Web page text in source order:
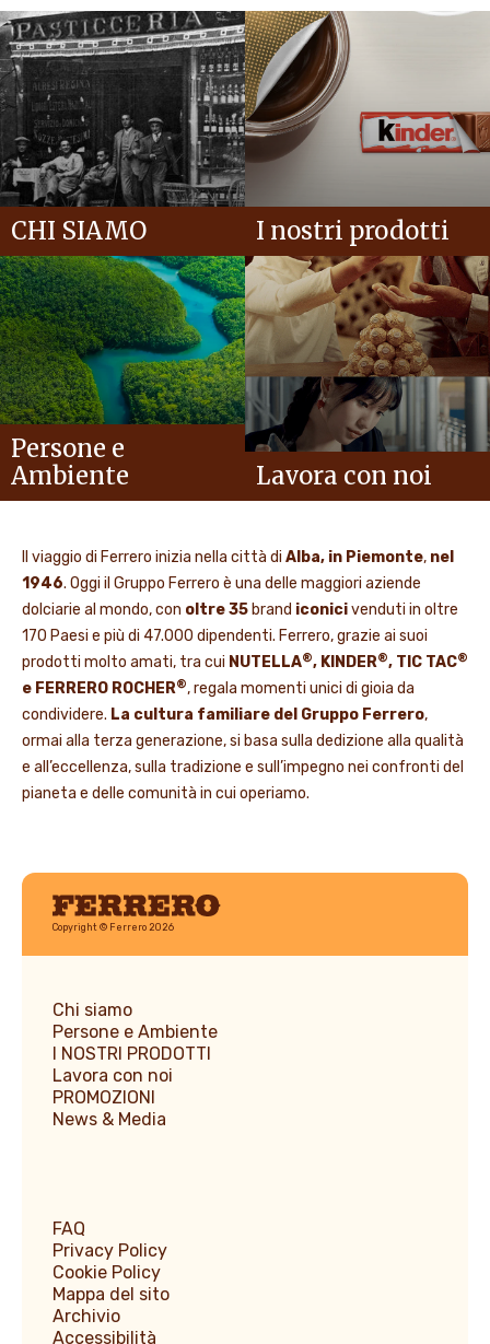
CHI SIAMO I nostri prodotti
Persone e
Ambiente
Lavora con noi
Il viaggio di Ferrero inizia nella città di Alba, in Piemonte, nel
1946. Oggi il Gruppo Ferrero è una delle maggiori aziende
dolciarie al mondo, con oltre 35brand iconicivenduti in oltre
170 Paesi e più di 47.000 dipendenti. Ferrero, grazie ai suoi
prodotti molto amati, tra cui NUTELLA®, KINDER®, TIC TAC®
e FERRERO ROCHER®, regala momenti unici di gioia da
condividere. La cultura familiare del Gruppo Ferrero,
ormai alla terza generazione, si basa sulla dedizione alla qualità
e all’eccellenza, sulla tradizione e sull’impegno nei confronti del
pianeta e delle comunità in cui operiamo.
Ferrero
Copyright © Ferrero 2026
Chi siamo
Persone e Ambiente
I NOSTRI PRODOTTI
Lavora con noi
PROMOZIONI
News & Media
FAQ
Privacy Policy
Cookie Policy
Mappa del sito
Archivio
Accessibilità